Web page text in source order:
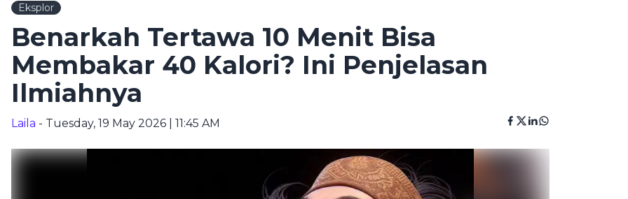
Eksplor
Benarkah Tertawa 10 Menit Bisa
Membakar 40 Kalori? Ini Penjelasan
Ilmiahnya
Laila - Tuesday, 19 May 2026 | 11:45 AM